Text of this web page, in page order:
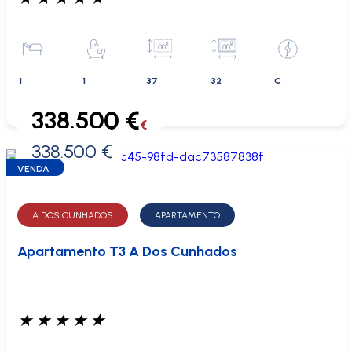
1 1 37 32 C
0 €
338.500 €€
338.500 €
VENDA
A DOS CUNHADOS APARTAMENTO
Apartamento T3 A Dos Cunhados
★ ★ ★ ★ ★